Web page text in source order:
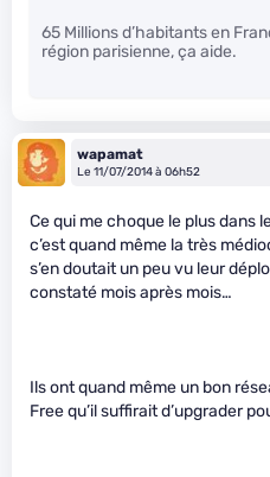
65 Millions d’habitants en
région parisienne, ça aide.
wapamat
Le 11/07/2014 à 06h52
Ce qui me choque le plus dans
c’est quand même la très
s’en doutait un peu vu leur
constaté mois après mois…
Ils ont quand même un bon
Free qu’il suffirait d’upgrader